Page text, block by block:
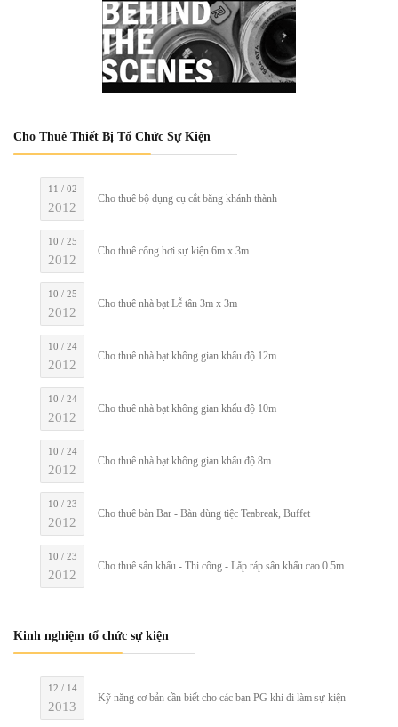
Cho Thuê Thiết Bị Tổ Chức Sự Kiện
11 / 02
2012
Cho thuê bộ dụng cụ cắt băng khánh thành
10 / 25
2012
Cho thuê cổng hơi sự kiện 6m x 3m
10 / 25
2012
Cho thuê nhà bạt Lễ tân 3m x 3m
10 / 24
2012
Cho thuê nhà bạt không gian khẩu độ 12m
10 / 24
2012
Cho thuê nhà bạt không gian khẩu độ 10m
10 / 24
2012
Cho thuê nhà bạt không gian khẩu độ 8m
10 / 23
2012
Cho thuê bàn Bar - Bàn dùng tiệc Teabreak, Buffet
10 / 23
2012
Cho thuê sân khấu - Thi công - Lắp ráp sân khấu cao 0.5m
Kinh nghiệm tổ chức sự kiện
12 / 14
2013
Kỹ năng cơ bản cần biết cho các bạn PG khi đi làm sự kiện